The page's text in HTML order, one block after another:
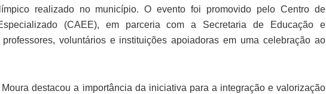
realizado no município. O evento foi promovido pelo Centro de
(CAEE), em parceria com a Secretaria de Educação e
voluntários e instituições apoiadoras em uma celebração ao
destacou a importância da iniciativa para a integração e valorização